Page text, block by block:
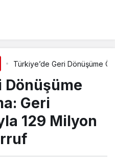
Türkiye’de Geri Dönüşüme
Dönüşüme
Geri
129 Milyon